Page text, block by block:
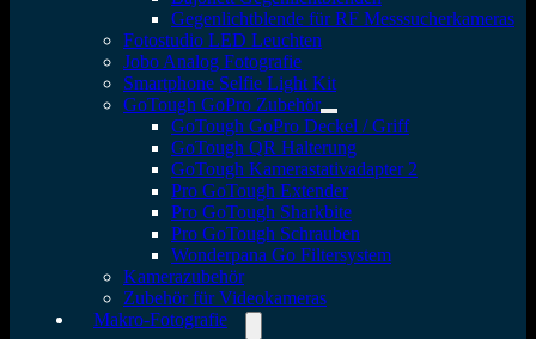
Gegenlichtblende für RF Messsucherkameras
Fotostudio LED Leuchten
Jobo Analog Fotografie
Smartphone Selfie Light Kit
GoTough GoPro Zubehör
GoTough GoPro Deckel / Griff
GoTough QR Halterung
GoTough Kamerastativadapter 2
Pro GoTough Extender
Pro GoTough Sharkbite
Pro GoTough Schrauben
Wonderpana Go Filtersystem
Kamerazubehör
Zubehör für Videokameras
Makro-Fotografie